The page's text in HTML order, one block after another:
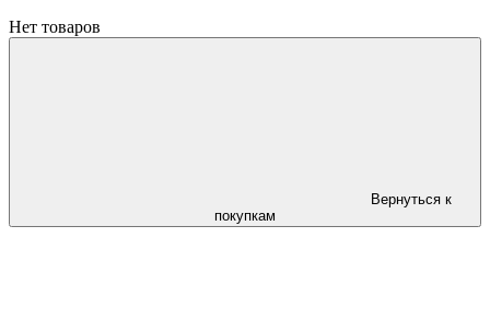
Нет товаров
Вернуться к
покупкам